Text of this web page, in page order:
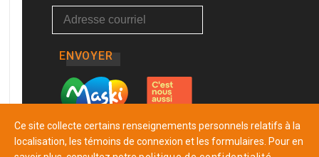
ENVOYER
Ce site collecte certains renseignements personnels relatifs à la
localisation, les témoins de connexion et les formulaires. Pour en